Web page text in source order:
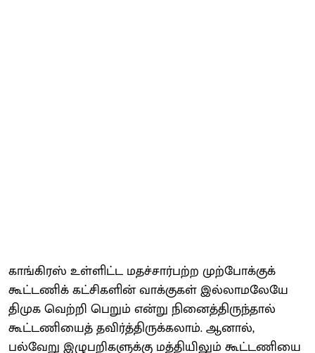
காங்கிரஸ் உள்ளிட்ட மதச்சார்பற்ற முற்போக்குக்
கூட்டணிக் கட்சிகளின் வாக்குகள் இல்லாமலேயே
திமுக வெற்றி பெறும் என்று நினைத்திருந்தால்
கூட்டணியைத் தவிர்த்திருக்கலாம். ஆனால்,
பல்வேறு இழுபறிகளுக்கு மத்தியிலும் கூட்டணியை